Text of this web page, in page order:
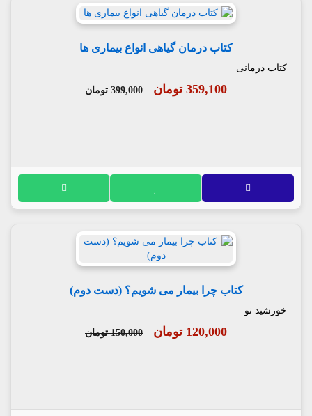
کتاب درمان گیاهی انواع بیماری ها
کتاب درمانی
359,100 تومان 399,000 تومان
کتاب چرا بیمار می شویم؟ (دست دوم)
خورشید نو
120,000 تومان 150,000 تومان